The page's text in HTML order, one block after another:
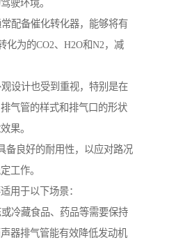
驶环境。
配备催化转化器，能够将有
化为的CO2、H2O和N2，减
设计也受到重视，特别是在
气管的样式和排气口的形状
果。
备良好的耐用性，以应对路况
工作。
用于以下场景：
冷藏食品、药品等需要保持
器排气管能有效降低发动机